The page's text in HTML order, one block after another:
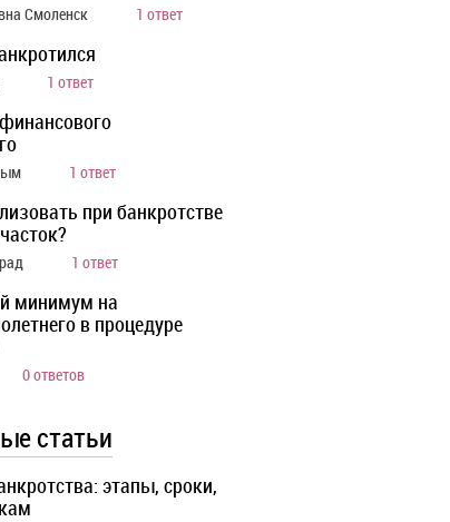
Смоленск 1 ответ
1 ответ
1 ответ
при банкротстве
1 ответ
минимум на
в процедуре
0 ответов
статьи
этапы, сроки,